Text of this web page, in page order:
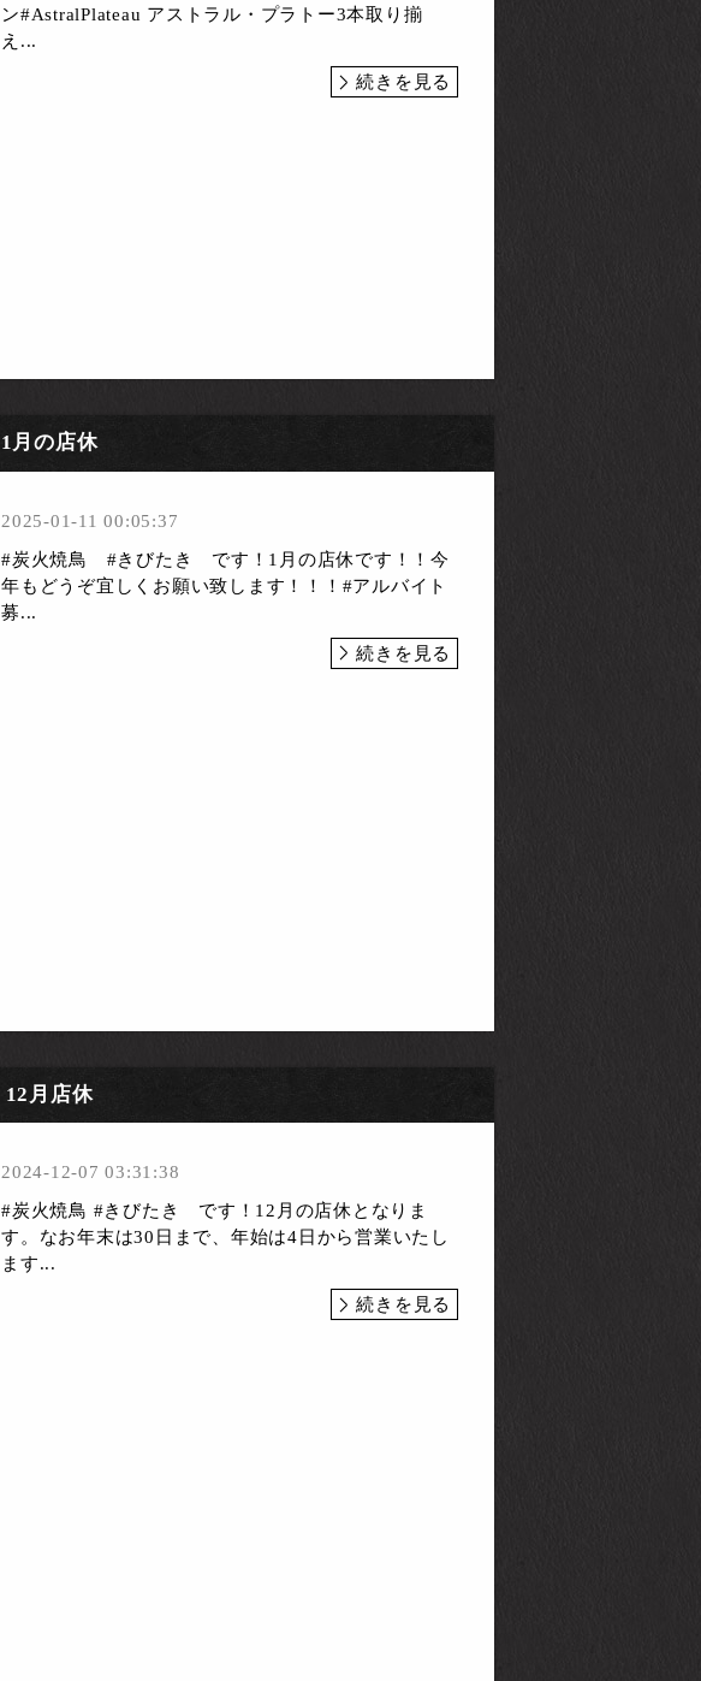
ン#AstralPlateau アストラル・プラトー3本取り揃
え...
続きを見る
1月の店休
2025-01-11 00:05:37
#炭火焼鳥 #きびたき です！1月の店休です！！今
年もどうぞ宜しくお願い致します！！！#アルバイト
募...
続きを見る
12月店休
2024-12-07 03:31:38
#炭火焼鳥 #きびたき です！12月の店休となりま
す。なお年末は30日まで、年始は4日から営業いたし
ます...
続きを見る